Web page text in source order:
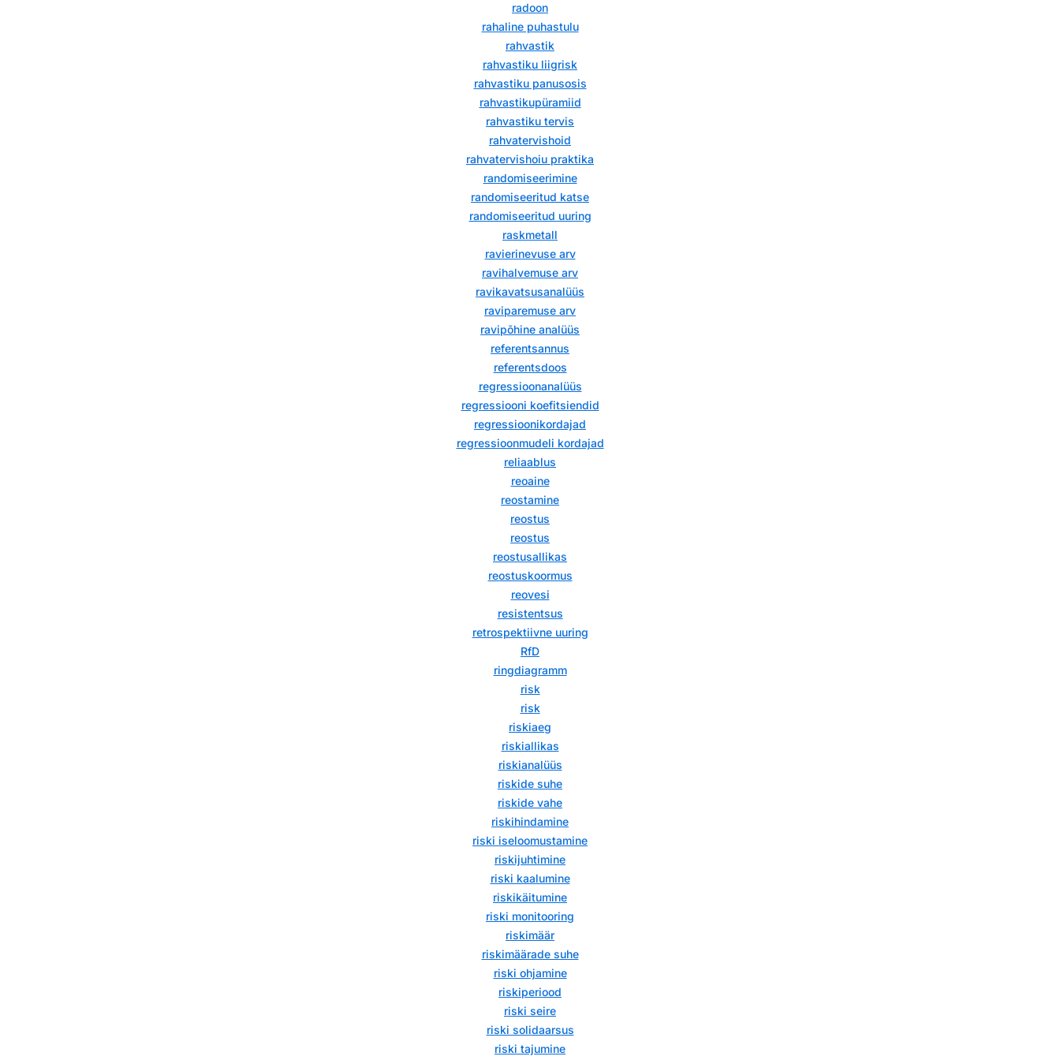
radoon
rahaline puhastulu
rahvastik
rahvastiku liigrisk
rahvastiku panusosis
rahvastikupüramiid
rahvastiku tervis
rahvatervishoid
rahvatervishoiu praktika
randomiseerimine
randomiseeritud katse
randomiseeritud uuring
raskmetall
ravierinevuse arv
ravihalvemuse arv
ravikavatsusanalüüs
raviparemuse arv
ravipõhine analüüs
referentsannus
referentsdoos
regressioonanalüüs
regressiooni koefitsiendid
regressioonikordajad
regressioonmudeli kordajad
reliaablus
reoaine
reostamine
reostus
reostus
reostusallikas
reostuskoormus
reovesi
resistentsus
retrospektiivne uuring
RfD
ringdiagramm
risk
risk
riskiaeg
riskiallikas
riskianalüüs
riskide suhe
riskide vahe
riskihindamine
riski iseloomustamine
riskijuhtimine
riski kaalumine
riskikäitumine
riski monitooring
riskimäär
riskimäärade suhe
riski ohjamine
riskiperiood
riski seire
riski solidaarsus
riski tajumine